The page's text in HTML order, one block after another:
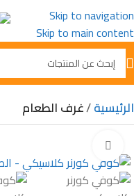
Skip to navigation
Skip to main content
الرئيسية غرف الطعام